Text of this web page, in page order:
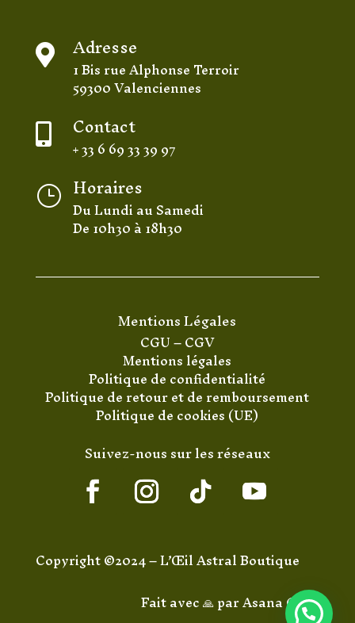
 Adresse
1 Bis rue Alphonse Terroir
59300 Valenciennes
 Contact
+ 33 6 69 33 39 97
} Horaires
Du Lundi au Samedi
De 10h30 à 18h30
Mentions Légales
CGU–CGV
Mentions légales
Politique de confidentialité
Politique de retour et de remboursement
Politique de cookies (UE)
Suivez-nous sur les réseaux
Copyright ©2024 – L’Œil Astral Boutique
Fait avec 🙏 parAsana Code